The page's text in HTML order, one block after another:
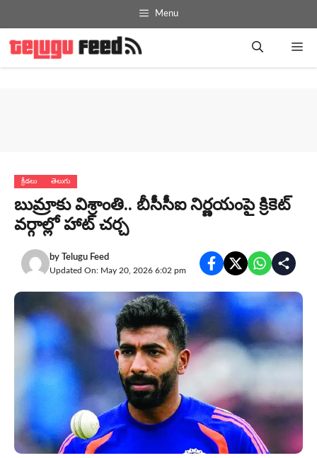
Menu
క్రీడలు తెలుగు
బుమ్రాకు విశ్రాంతి.. బీసీసీఐ నిర్ణయంపై క్రికెట్
వర్గాల్లో హాట్ చర్చ
by Telugu Feed
Updated On: May 20, 2026 6:02 pm